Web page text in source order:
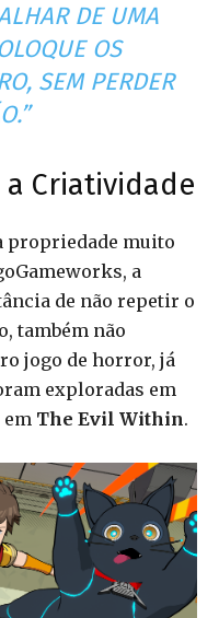
DE UMA
OS
SEM PERDER
Criatividade
propriedade muito
a
de não repetir o
também não
jogo de horror, já
exploradas em
em The Evil Within.